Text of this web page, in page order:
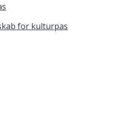
for kulturpas